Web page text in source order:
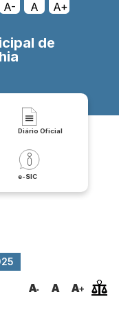
A- A A+
de
Diário Oficial
e-SIC